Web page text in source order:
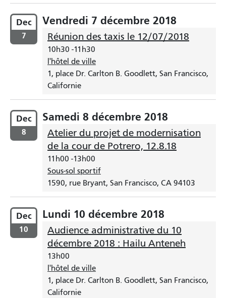
Dec
7
Vendredi 7 décembre 2018
Réunion des taxis le 12/07/2018
10h30 -11h30
l'hôtel de ville
1, place Dr. Carlton B. Goodlett, San Francisco,
Californie
Dec
8
Samedi 8 décembre 2018
Atelier du projet de modernisation
de la cour de Potrero, 12.8.18
11h00 -13h00
Sous-sol sportif
1590, rue Bryant, San Francisco, CA 94103
Dec
10
Lundi 10 décembre 2018
Audience administrative du 10
décembre 2018 : Hailu Anteneh
13h00
l'hôtel de ville
1, place Dr. Carlton B. Goodlett, San Francisco,
Californie